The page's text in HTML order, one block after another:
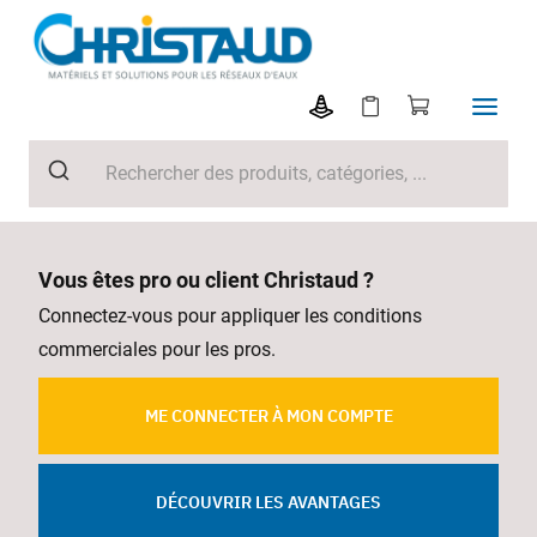
Vous êtes pro ou client Christaud ?
Connectez-vous pour appliquer les conditions
commerciales pour les pros.
ME CONNECTER À MON COMPTE
DÉCOUVRIR LES AVANTAGES